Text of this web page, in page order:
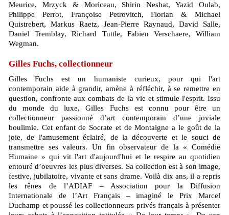
Meurice, Mrzyck & Moriceau, Shirin Neshat, Yazid Oulab,
Philippe Perrot, Françoise Petrovitch, Florian & Michael
Quistrebert, Markus Raetz, Jean-Pierre Raynaud, David Salle,
Daniel Tremblay, Richard Tuttle, Fabien Verschaere, William
Wegman.
Gilles Fuchs, collectionneur
Gilles Fuchs est un humaniste curieux, pour qui l'art
contemporain aide à grandir, amène à réfléchir, à se remettre en
question, confronte aux combats de la vie et stimule l'esprit. Issu
du monde du luxe, Gilles Fuchs est connu pour être un
collectionneur passionné d’art contemporain d’une joviale
boulimie. Cet enfant de Socrate et de Montaigne a le goût de la
joie, de l'amusement éclairé, de la découverte et le souci de
transmettre ses valeurs. Un fin observateur de la « Comédie
Humaine » qui vit l'art d'aujourd'hui et le respire au quotidien
entouré d’oeuvres les plus diverses. Sa collection est à son image,
festive, jubilatoire, vivante et sans drame. Voilà dix ans, il a repris
les rênes de l’ADIAF – Association pour la Diffusion
Internationale de l’Art Français – imaginé le Prix Marcel
Duchamp et poussé les collectionneurs privés français à présenter